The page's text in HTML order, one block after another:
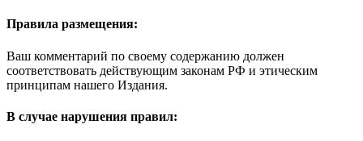
Правила размещения:
Ваш комментарий по своему содержанию должен
соответствовать действующим законам РФ и этическим
принципам нашего Издания.
В случае нарушения правил: